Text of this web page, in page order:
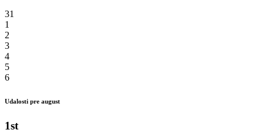
31
1
2
3
4
5
6
Udalosti pre august
1st